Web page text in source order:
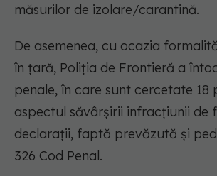
măsurilor de izolare/carantină.
De asemenea, cu ocazia
în țară, Poliția de Frontieră a
penale, în care sunt cercetate 18
aspectul săvârșirii infracțiunii de
declarații, faptă prevăzută și
326 Cod Penal.